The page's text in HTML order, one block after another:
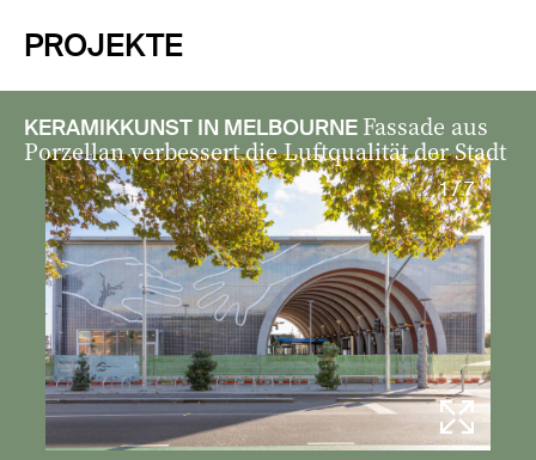
PROJEKTE
KERAMIKKUNST IN MELBOURNE Fassade aus
Porzellan verbessert die Luftqualität der Stadt
1 / 7